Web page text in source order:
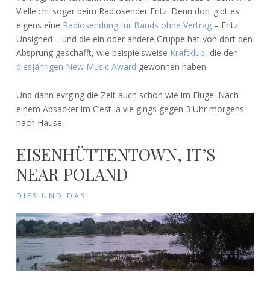
Vielleicht sogar beim Radiosender Fritz. Denn dort gibt es
eigens eine Radiosendung für Bands ohne Vertrag– Fritz
Unsigned – und die ein oder andere Gruppe hat von dort den
Absprung geschafft, wie beispielsweise Kraftklub, die den
diesjährigen New Music Award gewonnen haben.
Und dann evrging die Zeit auch schon wie im Fluge. Nach
einem Absacker im C’est la vie gings gegen 3 Uhr morgens
nach Hause.
EISENHÜTTENTOWN, IT’S
NEAR POLAND
DIES UND DAS